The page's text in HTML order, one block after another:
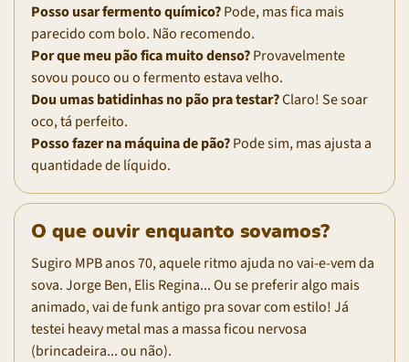
Posso usar fermento químico?Pode, mas fica mais
parecido com bolo. Não recomendo.
Por que meu pão fica muito denso?Provavelmente
sovou pouco ou o fermento estava velho.
Dou umas batidinhas no pão pra testar?Claro! Se soar
oco, tá perfeito.
Posso fazer na máquina de pão?Pode sim, mas ajusta a
quantidade de líquido.
O que ouvir enquanto sovamos?
Sugiro MPB anos 70, aquele ritmo ajuda no vai-e-vem da
sova. Jorge Ben, Elis Regina... Ou se preferir algo mais
animado, vai de funk antigo pra sovar com estilo! Já
testei heavy metal mas a massa ficou nervosa
(brincadeira... ou não).